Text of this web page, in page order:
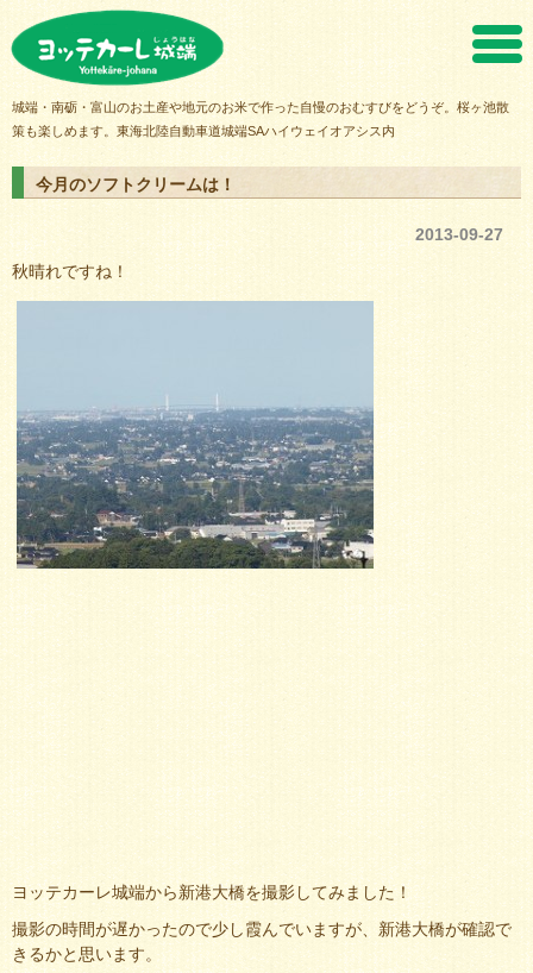
城端・南砺・富山のお土産や地元のお米で作った自慢のおむすびをどうぞ。桜ヶ池散
策も楽しめます。東海北陸自動車道城端SAハイウェイオアシス内
今月のソフトクリームは！
2013-09-27
秋晴れですね！
ヨッテカーレ城端から新港大橋を撮影してみました！
撮影の時間が遅かったので少し霞んでいますが、新港大橋が確認で
きるかと思います。